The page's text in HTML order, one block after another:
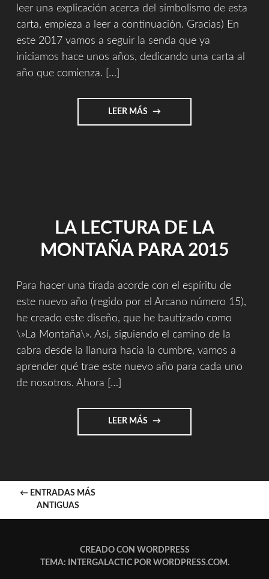
leer una explicación acerca del simbolismo de esta
carta, empieza a leer a continuación. Gracias) En
este 2017 vamos a seguir la senda que ya
iniciamos hace unos años, dedicando una carta al
año que comienza. […]
LEER MÁS "TAROT.
LA
LA LECTURA DE LA
MONTAÑA PARA 2015
Para hacer una tirada acorde con el espíritu de
este nuevo año (regido por el Arcano número 15),
he creado este diseño, que he bautizado como
\»La Montaña\». Así, siguiendo el camino de la
cabra desde la llanura hacia la cumbre, vamos a
aprender qué trae este nuevo año para cada uno
de nosotros. Ahora […]
LEER MÁS "LA
LECTURA
PARA
A
← ENTRADAS MÁS
ANTIGUAS
CREADO CON WORDPRESS
TEMA: INTERGALACTIC POR WORDPRESS.COM.